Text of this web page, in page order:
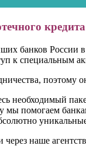
кредита
банков
к специальным
необходимый
мы помогаем
наше